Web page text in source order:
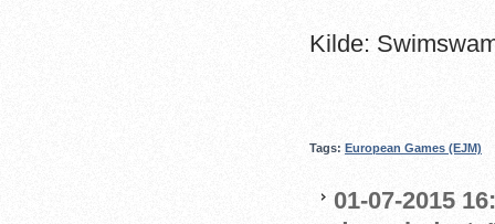
Kilde:
Tags: European Games (EJM)
01-07-2015